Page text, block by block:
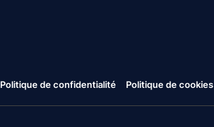
Politique de confidentialité Politique de cookies